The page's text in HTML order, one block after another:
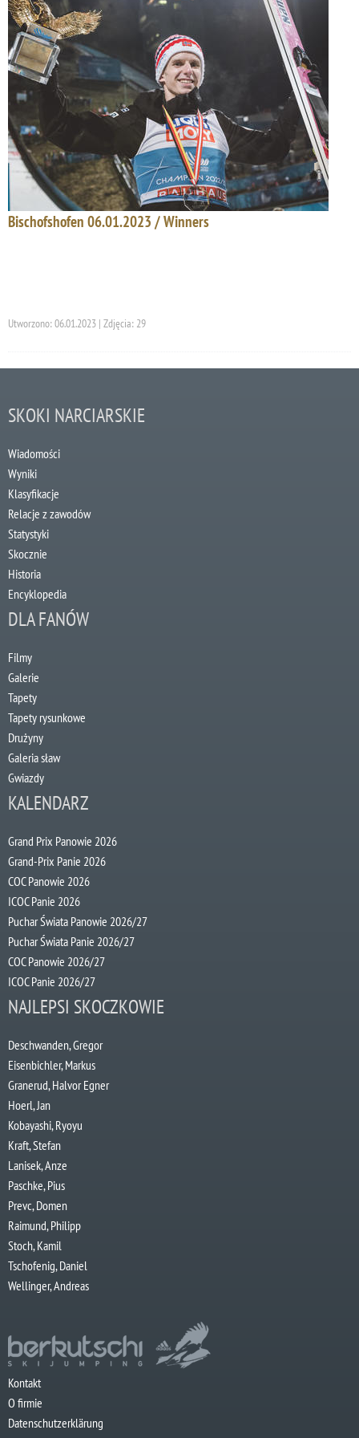
Bischofshofen 06.01.2023 / Winners
Utworzono: 06.01.2023 | Zdjęcia: 29
SKOKI NARCIARSKIE
Wiadomości
Wyniki
Klasyfikacje
Relacje z zawodów
Statystyki
Skocznie
Historia
Encyklopedia
DLA FANÓW
Filmy
Galerie
Tapety
Tapety rysunkowe
Drużyny
Galeria sław
Gwiazdy
KALENDARZ
Grand Prix Panowie 2026
Grand-Prix Panie 2026
COC Panowie 2026
ICOC Panie 2026
Puchar Świata Panowie 2026/27
Puchar Świata Panie 2026/27
COC Panowie 2026/27
ICOC Panie 2026/27
NAJLEPSI SKOCZKOWIE
Deschwanden, Gregor
Eisenbichler, Markus
Granerud, Halvor Egner
Hoerl, Jan
Kobayashi, Ryoyu
Kraft, Stefan
Lanisek, Anze
Paschke, Pius
Prevc, Domen
Raimund, Philipp
Stoch, Kamil
Tschofenig, Daniel
Wellinger, Andreas
Kontakt
O firmie
Datenschutzerklärung